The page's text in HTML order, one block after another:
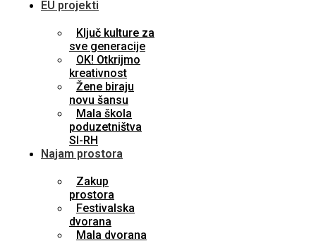
EU projekti
Ključ kulture za
sve generacije
OK! Otkrijmo
kreativnost
Žene biraju
novu šansu
Mala škola
poduzetništva
SI-RH
Najam prostora
Zakup
prostora
Festivalska
dvorana
Mala dvorana